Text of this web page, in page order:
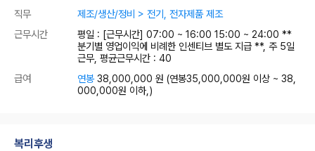
직무
제조/생산/정비 > 전기, 전자제품 제조
근무시간
평일 : [근무시간] 07:00 ~ 16:00 15:00 ~ 24:00 **
분기별 영업이익에 비례한 인센티브 별도 지급 **, 주 5일
근무, 평균근무시간 : 40
급여
연봉 38,000,000 원 (연봉35,000,000원 이상 ~ 38,
000,000원 이하,)
복리후생